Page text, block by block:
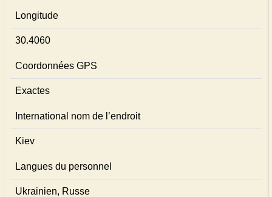
Longitude
30.4060
Coordonnées GPS
Exactes
International nom de l’endroit
Kiev
Langues du personnel
Ukrainien, Russe